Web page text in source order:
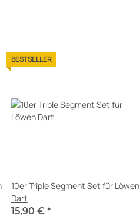
BESTSELLER
10er Triple Segment Set für Löwen
Dart
15,90 € *